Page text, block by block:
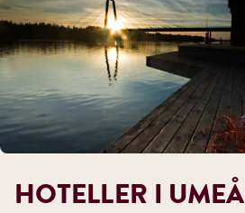
HOTELLER I UMEÅ